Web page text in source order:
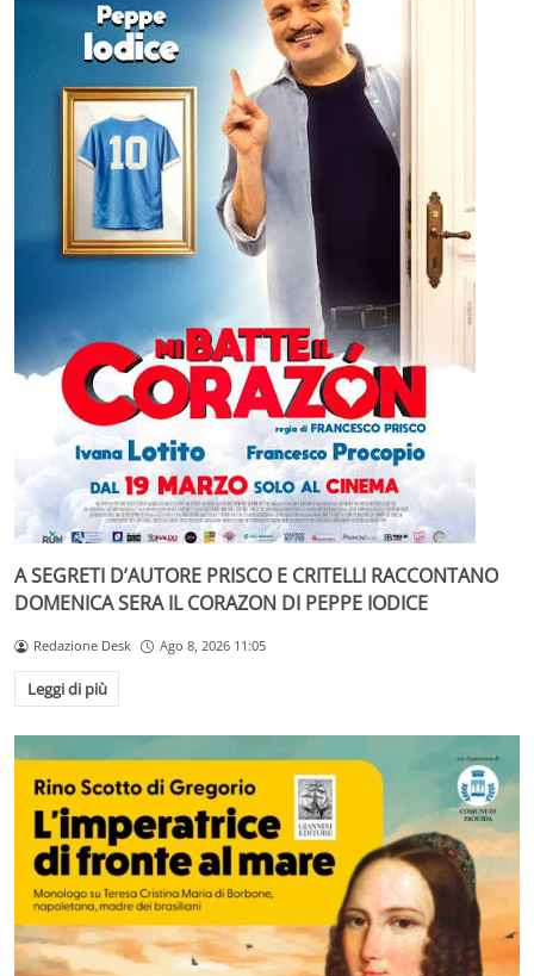
A SEGRETI D’AUTORE PRISCO E CRITELLI RACCONTANO
DOMENICA SERA IL CORAZON DI PEPPE IODICE
Redazione Desk Ago 8, 2026 11:05
Leggi di più